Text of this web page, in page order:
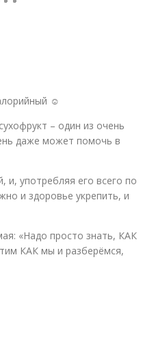
☺
– один из очень
даже может помочь в
и, употребляя его всего по
и здоровье укрепить, и
«Надо просто знать, КАК
КАК мы и разберёмся,